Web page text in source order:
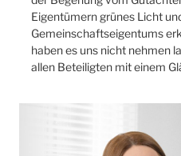
Eigentümern grünes Licht
Gemeinschaftseigentums
haben es uns nicht nehmen
allen Beteiligten mit einem